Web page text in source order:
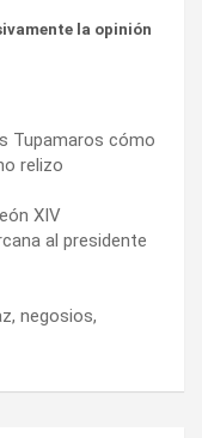
la opinión
Tupamaros cómo
relizo
XIV
al presidente
negosios,